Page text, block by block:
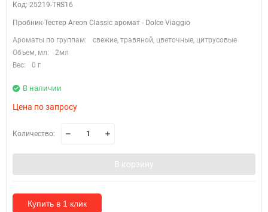
Код: 25219-TRS16
Пробник-Тестер Areon Classic аромат - Dolce Viaggio
Ароматы по группам:
свежие, травяной, цветочные, цитрусовые
Объем, мл:
2мл
Вес:
0 г
В наличии
Цена по запросу
Количество:
В корзину
Купить в 1 клик